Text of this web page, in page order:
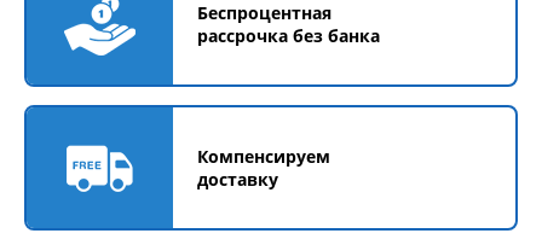
Беспроцентная
рассрочка без банка
Компенсируем
доставку